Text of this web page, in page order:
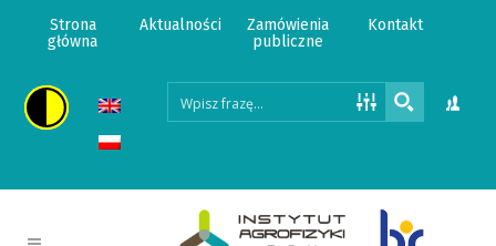
Strona
główna
Aktualności
Zamówienia
publiczne
Kontakt